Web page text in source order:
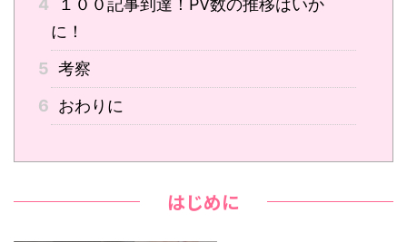
4
１００記事到達！PV数の推移はいか
に！
5 考察
6 おわりに
はじめに